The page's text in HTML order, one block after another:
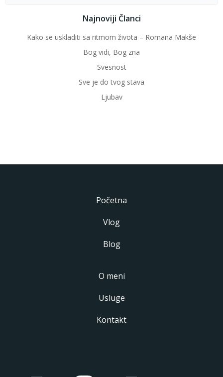
Najnoviji Članci
Kako se uskladiti sa ritmom života – Romana Makše
Bog vidi, Bog zna
Svesnost
Sve je do tvog stava
Ljubav
Početna
Vlog
Blog
O meni
Usluge
Kontakt